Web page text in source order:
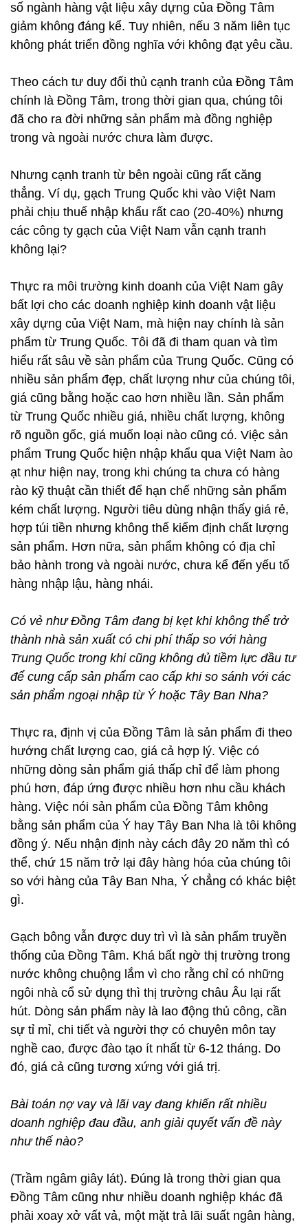
số ngành hàng vật liệu xây dựng của Đồng Tâm
giảm không đáng kể. Tuy nhiên, nếu 3 năm liên tục
không phát triển đồng nghĩa với không đạt yêu cầu.
Theo cách tư duy đối thủ cạnh tranh của Đồng Tâm
chính là Đồng Tâm, trong thời gian qua, chúng tôi
đã cho ra đời những sản phẩm mà đồng nghiệp
trong và ngoài nước chưa làm được.
Nhưng cạnh tranh từ bên ngoài cũng rất căng
thẳng. Ví dụ, gạch Trung Quốc khi vào Việt Nam
phải chịu thuế nhập khẩu rất cao (20-40%) nhưng
các công ty gạch của Việt Nam vẫn cạnh tranh
không lại?
Thực ra môi trường kinh doanh của Việt Nam gây
bất lợi cho các doanh nghiệp kinh doanh vật liệu
xây dựng của Việt Nam, mà hiện nay chính là sản
phẩm từ Trung Quốc. Tôi đã đi tham quan và tìm
hiểu rất sâu về sản phẩm của Trung Quốc. Cũng có
nhiều sản phẩm đẹp, chất lượng như của chúng tôi,
giá cũng bằng hoặc cao hơn nhiều lần. Sản phẩm
từ Trung Quốc nhiều giá, nhiều chất lượng, không
rõ nguồn gốc, giá muốn loại nào cũng có. Việc sản
phẩm Trung Quốc hiện nhập khẩu qua Việt Nam ào
ạt như hiện nay, trong khi chúng ta chưa có hàng
rào kỹ thuật cần thiết để hạn chế những sản phẩm
kém chất lượng. Người tiêu dùng nhận thấy giá rẻ,
hợp túi tiền nhưng không thể kiểm định chất lượng
sản phẩm. Hơn nữa, sản phẩm không có địa chỉ
bảo hành trong và ngoài nước, chưa kể đến yếu tố
hàng nhập lậu, hàng nhái.
Có vẻ như Đồng Tâm đang bị kẹt khi không thể trở
thành nhà sản xuất có chi phí thấp so với hàng
Trung Quốc trong khi cũng không đủ tiềm lực đầu tư
để cung cấp sản phẩm cao cấp khi so sánh với các
sản phẩm ngoại nhập từ Ý hoặc Tây Ban Nha?
Thực ra, định vị của Đồng Tâm là sản phẩm đi theo
hướng chất lượng cao, giá cả hợp lý. Việc có
những dòng sản phẩm giá thấp chỉ để làm phong
phú hơn, đáp ứng được nhiều hơn nhu cầu khách
hàng. Việc nói sản phẩm của Đồng Tâm không
bằng sản phẩm của Ý hay Tây Ban Nha là tôi không
đồng ý. Nếu nhận định này cách đây 20 năm thì có
thể, chứ 15 năm trở lại đây hàng hóa của chúng tôi
so với hàng của Tây Ban Nha, Ý chẳng có khác biệt
gì.
Gạch bông vẫn được duy trì vì là sản phẩm truyền
thống của Đồng Tâm. Khá bất ngờ thị trường trong
nước không chuộng lắm vì cho rằng chỉ có những
ngôi nhà cổ sử dụng thì thị trường châu Âu lại rất
hút. Dòng sản phẩm này là lao động thủ công, cần
sự tỉ mỉ, chi tiết và người thợ có chuyên môn tay
nghề cao, được đào tạo ít nhất từ 6-12 tháng. Do
đó, giá cả cũng tương xứng với giá trị.
Bài toán nợ vay và lãi vay đang khiến rất nhiều
doanh nghiệp đau đầu, anh giải quyết vấn đề này
như thế nào?
(Trầm ngâm giây lát). Đúng là trong thời gian qua
Đồng Tâm cũng như nhiều doanh nghiệp khác đã
phải xoay xở vất vả, một mặt trả lãi suất ngân hàng,